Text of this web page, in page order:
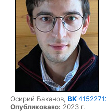
Осирий Баканов, ВК
Опубликовано: 2023 г.